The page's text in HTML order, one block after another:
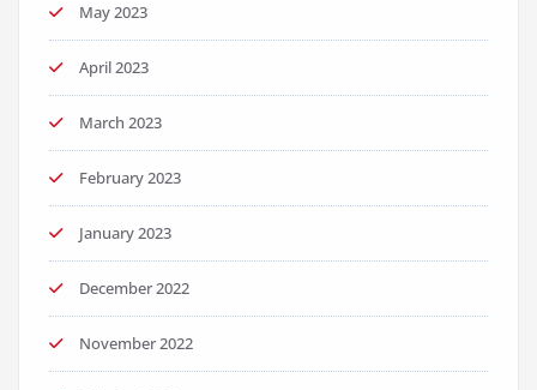
May 2023
April 2023
March 2023
February 2023
January 2023
December 2022
November 2022